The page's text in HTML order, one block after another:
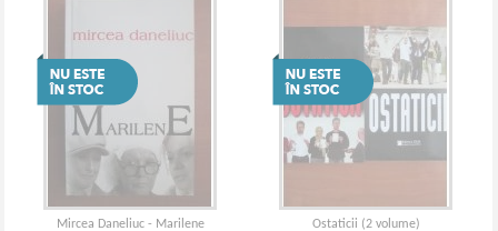
Mircea Daneliuc - Marilene Ostaticii (2 volume)